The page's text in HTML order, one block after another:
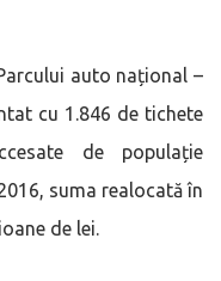
auto național –
cu 1.846 de tichete
de populație
suma realocată în
de lei.